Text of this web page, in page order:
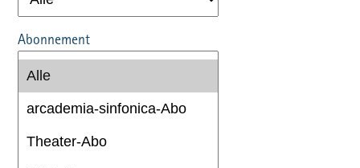
Abonnement